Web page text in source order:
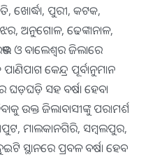
ଖୋର୍ଦ୍ଧା, ପୁରୀ, କଟକ,
ଅନୁଗୋଳ, ଢେଙ୍କାନାଳ,
ଓ ବାଲେଶ୍ୱର ଜିଲାରେ
କେନ୍ଦ୍ର ପୂର୍ବାନୁମାନ
ଘଡ଼ଘଡ଼ି ସହ ବର୍ଷା ହେବ।
ଉକ୍ତ ଜିଲାବାସୀଙ୍କୁ ପରାମର୍ଶ
ମାଲକାନଗିରି, ସମ୍ବଲପୁର,
ସ୍ଥାନରେ ପ୍ରବଳ ବର୍ଷା ହେବ